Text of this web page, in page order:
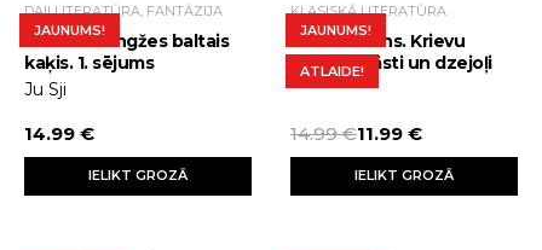
JAUNUMS!
DAIĻLITERATŪRA, FANTĀZIJA
Vecākā Kongžes baltais
kaķis. 1. sējums
Ju Sji
14.99 €
IELIKT GROZĀ
JAUNUMS!
ATLAIDE!
KLASISKĀ LITERATŪRA
Zelta rudens. Krievu
klasiķu stāsti un dzejoļi
14.99 €11.99 €
IELIKT GROZĀ